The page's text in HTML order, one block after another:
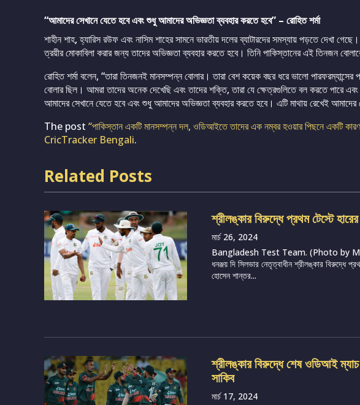
“আমাদের সেখানে যেতে হবে এবং শুধু আমাদের অভিজ্ঞতা ব্যবহার করতে হবে” – রোহিত শর্মা
শাহীন শাহ, হ্যারিস রউফ এবং নাসিম শাহের সামনে ভারতীয় দলের ব্যাটারদের সমস্যায় পড়তে দেখা
ত্রয়ীর মোকাবিলা করার জন্য তাদের অভিজ্ঞতা ব্যবহার করতে হবে। তিনি পাকিস্তানের এই তিনজন
রোহিত শর্মা বলেন, “তারা তিনজনই মানসম্পন্ন বোলার। তারা বেশ কয়েক বছর ধরে ভালো
বোলার ছিল। আমরা তাদের অনেক দেখেছি এবং তাদের শক্তি, তারা যে ক্ষেত্রগুলিতে বল করতে পারে
আমাদের সেখানে যেতে হবে এবং শুধু আমাদের অভিজ্ঞতা ব্যবহার করতে হবে। এটি মাথায় রেখেই
The post “পাকিস্তান একটি মানসম্পন্ন দল, ওডিআইতে তাদের এক নম্বর হওয়ার পিছনে একটি কারণ
CricTracker Bengali.
Related Posts
শ্রীলঙ্কার বিরুদ্ধে প্রথম টেস্টে
মার্চ 26, 2024
Bangladesh Test Team. (Photo by
ধনঞ্জয় দি সিলভার নেতৃত্বাধীন শ্রীলঙ্কার বিরুদ্ধে
হোসেন শান্তর...
শ্রীলঙ্কার বিরুদ্ধে শেষ ওডিআই
সাকিব
মার্চ 17, 2024